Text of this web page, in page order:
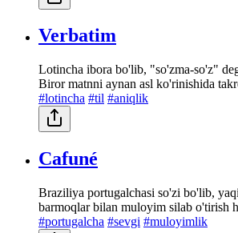
Verbatim
Lotincha ibora bo'lib, "so'zma-so'z"
Biror matnni aynan asl ko'rinishida
#lotincha #til #aniqlik
Cafuné
Braziliya portugalchasi so'zi bo'lib,
barmoqlar bilan muloyim silab o'tirish
#portugalcha #sevgi #muloyimlik